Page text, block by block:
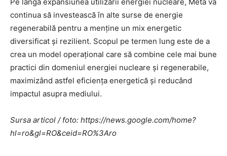
Pe lângă expansiunea utilizării energiei nucleare, Meta va
continua să investească în alte surse de energie
regenerabilă pentru a menține un mix energetic
diversificat și rezilient. Scopul pe termen lung este de a
crea un model operațional care să combine cele mai bune
practici din domeniul energiei nucleare și regenerabile,
maximizând astfel eficiența energetică și reducând
impactul asupra mediului.
Sursa articol / foto: https://news.google.com/home?
hl=ro&gl=RO&ceid=RO%3Aro